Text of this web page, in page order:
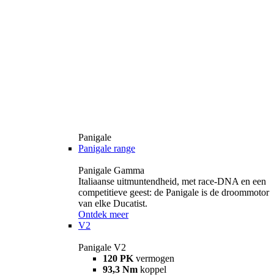
Panigale
Panigale range
Panigale Gamma
Italiaanse uitmuntendheid, met race-DNA en een
competitieve geest: de Panigale is de droommotor
van elke Ducatist.
Ontdek meer
V2
Panigale V2
120 PK vermogen
93,3 Nm koppel